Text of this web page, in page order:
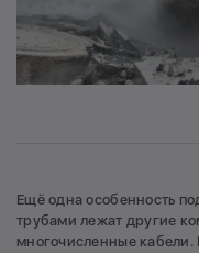
Ещё одна особенность
трубами лежат другие
многочисленные кабели.